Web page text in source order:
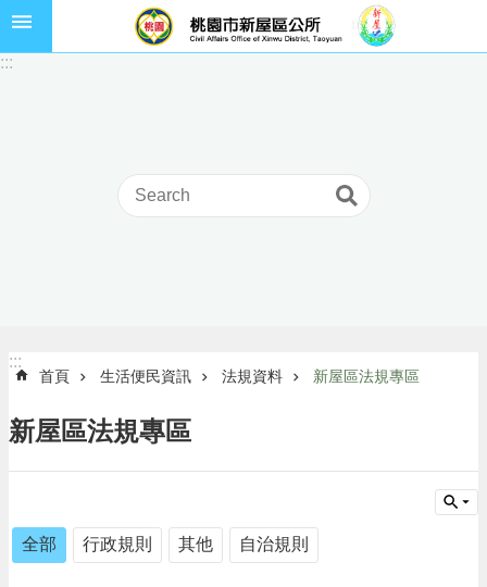
跳到主要內容區塊
介
紹
訊
息
生
活
:::
:::
:::
首頁 生活便民資訊 法規資料 新屋區法規專區
新屋區法規專區
全部 行政規則 其他 自治規則